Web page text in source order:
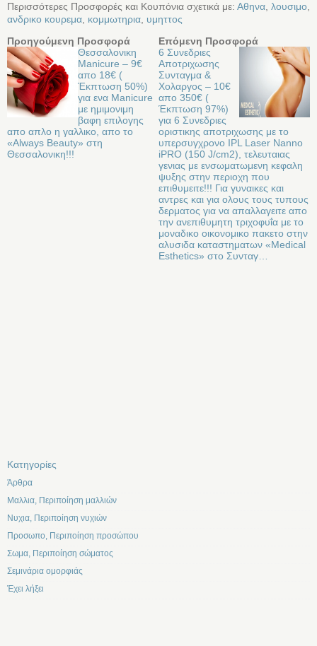
Περισσότερες Προσφορές και Κουπόνια σχετικά με: Αθηνα λουσιμο
ανδρικο κουρεμα κομμωτηρια υμηττος
Προηγούμενη Προσφορά
Θεσσαλονικη
Manicure – 9€
απο 18€ (
Έκπτωση 50%)
για ενα Manicure
με ημιμονιμη
βαφη επιλογης
απο απλο η γαλλικο, απο το
«Always Beauty» στη
Θεσσαλονικη!!!
Επόμενη Προσφορά
6 Συνεδριες
Αποτριχωσης
Συνταγμα &
Χολαργος – 10€
απο 350€ (
Έκπτωση 97%)
για 6 Συνεδριες
οριστικης αποτριχωσης με το
υπερσυγχρονο IPL Laser Nanno
iPRO (150 J/cm2), τελευταιας
γενιας με ενσωματωμενη κεφαλη
ψυξης στην περιοχη που
επιθυμειτε!!! Για γυναικες και
αντρες και για ολους τους τυπους
δερματος για να απαλλαγειτε απο
την ανεπιθυμητη τριχοφυΐα με το
μοναδικο οικονομικο πακετο στην
αλυσιδα καταστηματων «Medical
Εsthetics» στο Συνταγ…
Kατηγορίες
Άρθρα
Μαλλια, Περιποίηση μαλλιών
Νυχια, Περιποίηση νυχιών
Προσωπο, Περιποίηση προσώπου
Σωμα, Περιποίηση σώματος
Σεμινάρια ομορφιάς
Έχει λήξει